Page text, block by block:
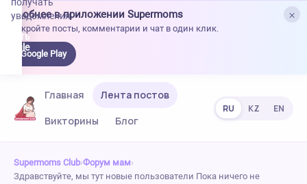
×
Удобнее в приложении Supermoms
Откройте посты, комментарии и чат в один клик.
Google Play
уведомления.
Главная
Лента постов
Викторины
Блог
RU KZ EN
Supermoms Club›Форум мам›
Здравствуйте, мы тут новые пользователи Пока ничего не